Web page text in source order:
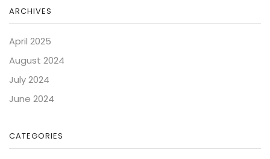
ARCHIVES
April 2025
August 2024
July 2024
June 2024
CATEGORIES